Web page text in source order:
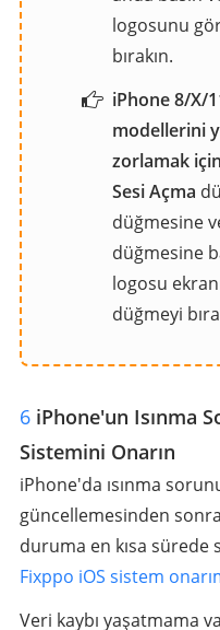
logosunu
bırakın.
iPhone 8/X/
modellerini
zorlamak
Sesi Açma
düğmesine
düğmesine
logosu
düğmeyi
6 iPhone'un Isınma
Sistemini Onarın
iPhone'da ısınma
güncellemesinden
duruma en kısa sürede
Fixppo iOS sistem
Veri kaybı yaşatmama